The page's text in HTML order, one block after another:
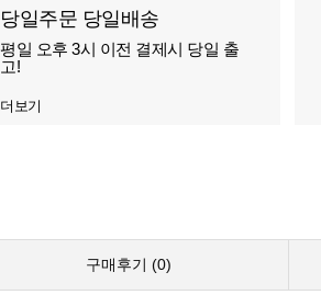
당일주문 당일배송
평일 오후 3시 이전 결제시 당일 출
고!
더보기
구매후기 (0)